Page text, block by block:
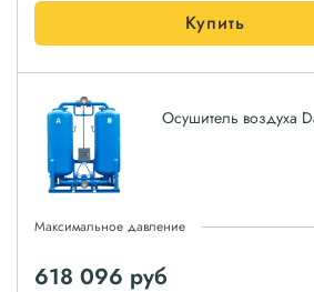
Купить
Осушитель воздуха
Максимальное давление
618 096 руб